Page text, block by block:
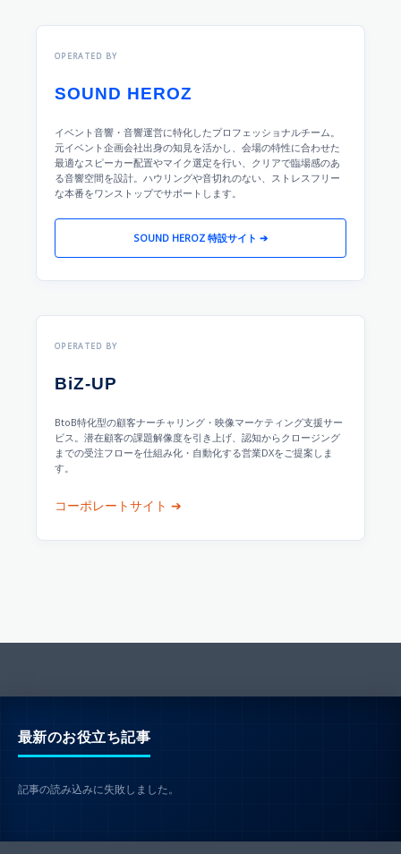
OPERATED BY
SOUND HEROZ
イベント音響・音響運営に特化したプロフェッショナルチーム。
元イベント企画会社出身の知見を活かし、会場の特性に合わせた
最適なスピーカー配置やマイク選定を行い、クリアで臨場感のあ
る音響空間を設計。ハウリングや音切れのない、ストレスフリー
な本番をワンストップでサポートします。
SOUND HEROZ 特設サイト ➔
OPERATED BY
BiZ-UP
BtoB特化型の顧客ナーチャリング・映像マーケティング支援サー
ビス。潜在顧客の課題解像度を引き上げ、認知からクロージング
までの受注フローを仕組み化・自動化する営業DXをご提案しま
す。
コーポレートサイト ➔
最新のお役立ち記事
記事の読み込みに失敗しました。